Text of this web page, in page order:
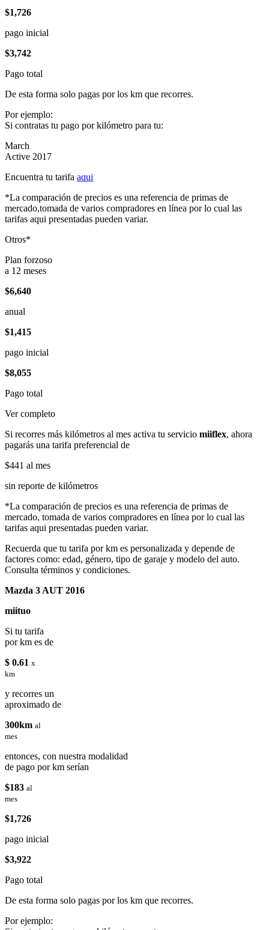
$1,726
pago inicial
$3,742
Pago total
De esta forma solo pagas por los km que recorres.
Por ejemplo:
Si contratas tu pago por kilómetro para tu:
March
Active 2017
Encuentra tu tarifa aqui
*La comparación de precios es una referencia de primas de
mercado,tomada de varios compradores en línea por lo cual las
tarifas aqui presentadas pueden variar.
Otros*
Plan forzoso
a 12 meses
$6,640
anual
$1,415
pago inicial
$8,055
Pago total
Ver completo
Si recorres más kilómetros al mes activa tu servicio miiflex, ahora
pagarás una tarifa preferencial de
$441 al mes
sin reporte de kilómetros
*La comparación de precios es una referencia de primas de
mercado, tomada de varios compradores en línea por lo cual las
tarifas aqui presentadas pueden variar.
Recuerda que tu tarifa por km es personalizada y depende de
factores como: edad, género, tipo de garaje y modelo del auto.
Consulta términos y condiciones.
Mazda 3 AUT 2016
miituo
Si tu tarifa
por km es de
$ 0.61 x
km
y recorres un
aproximado de
300km al
mes
entonces, con nuestra modalidad
de pago por km serían
$183 al
mes
$1,726
pago inicial
$3,922
Pago total
De esta forma solo pagas por los km que recorres.
Por ejemplo: